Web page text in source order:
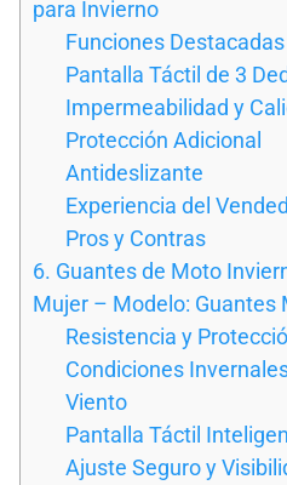
para Invierno
Funciones Destacadas
Pantalla Táctil de 3
Impermeabilidad y
Protección Adicional
Antideslizante
Experiencia del
Pros y Contras
6. Guantes de Moto
Mujer – Modelo: Guantes
Resistencia y
Condiciones
Viento
Pantalla Táctil
Ajuste Seguro y